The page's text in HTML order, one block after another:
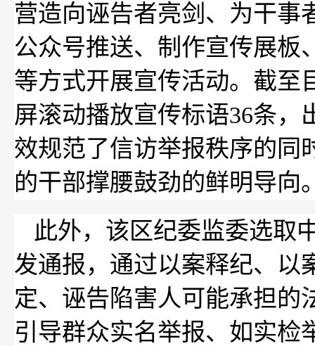
营造向诬告者亮剑、为干事
公众号推送、制作宣传展板
等方式开展宣传活动。截至
屏滚动播放宣传标语36条，
效规范了信访举报秩序的同
的干部撑腰鼓劲的鲜明导向
此外，该区纪委监委选取
发通报，通过以案释纪、以
定、诬告陷害人可能承担的
引导群众实名举报、如实检